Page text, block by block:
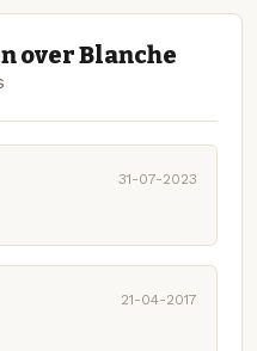
over Blanche
31-07-2023
21-04-2017